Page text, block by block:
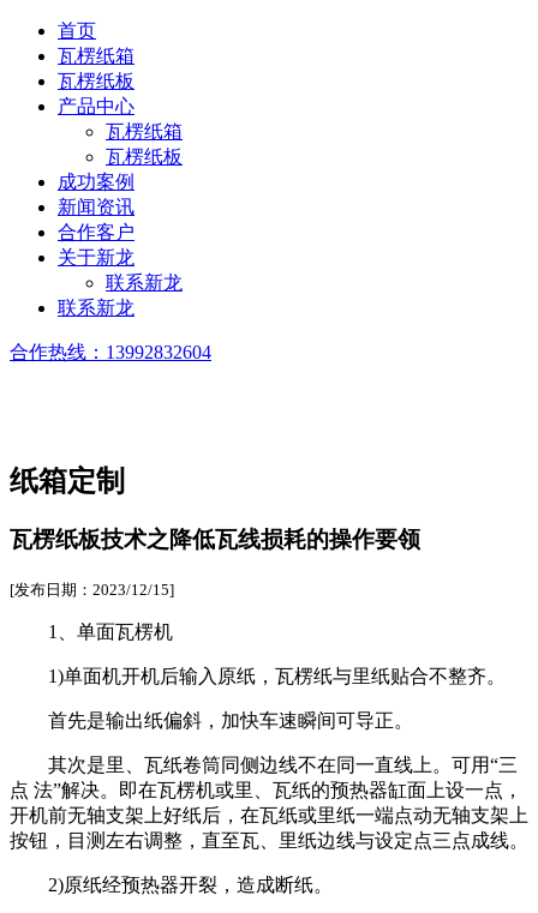
首页
瓦楞纸箱
瓦楞纸板
产品中心
瓦楞纸箱
瓦楞纸板
成功案例
新闻资讯
合作客户
关于新龙
联系新龙
联系新龙
合作热线： 13992832604
纸箱定制
瓦楞纸板技术之降低瓦线损耗的操作要领
[发布日期：2023/12/15]
1、单面瓦楞机
1)单面机开机后输入原纸，瓦楞纸与里纸贴合不整齐。
首先是输出纸偏斜，加快车速瞬间可导正。
其次是里、瓦纸卷筒同侧边线不在同一直线上。可用“三
点 法”解决。即在瓦楞机或里、瓦纸的预热器缸面上设一点，
开机前无轴支架上好纸后，在瓦纸或里纸一端点动无轴支架上
按钮，目测左右调整，直至瓦、里纸边线与设定点三点成线。
2)原纸经预热器开裂，造成断纸。